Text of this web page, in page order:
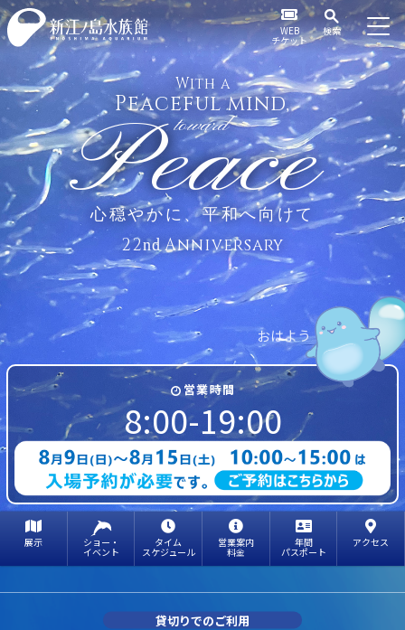
WEB
チケット
検索
With a
Peaceful mind,
toward
Peace
心穏やかに、平和へ向けて
22ndAnniversary
営業時間
8:00-19:00
おはよう
展示 ショー・
イベント
タイム
スケジュール
営業案内
料金
年間
パスポート
アクセス
貸切りでのご利用